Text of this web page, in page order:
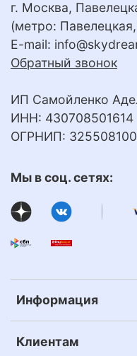
Информация
Клиентам
г. Москва,
(метро:
E-mail:
Обратный звонок
ИП Самойленко
ИНН: 430708501614
ОГРНИП:
Мы в соц. сетях: